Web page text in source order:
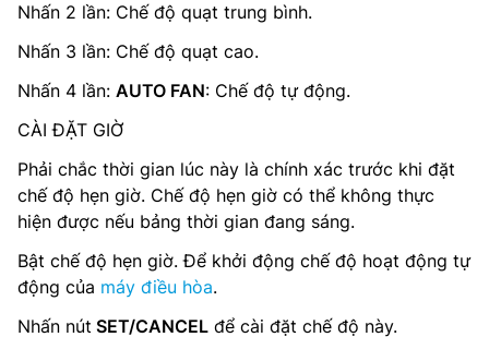
Nhấn 2 lần: Chế độ quạt trung bình.
Nhấn 3 lần: Chế độ quạt cao.
Nhấn 4 lần: AUTO FAN: Chế độ tự động.
CÀI ĐẶT GIỜ
Phải chắc thời gian lúc này là chính xác trước khi đặt
chế độ hẹn giờ. Chế độ hẹn giờ có thể không thực
hiện được nếu bảng thời gian đang sáng.
Bật chế độ hẹn giờ. Để khởi động chế độ hoạt động tự
động của máy điều hòa.
Nhấn nút SET/CANCEL để cài đặt chế độ này.